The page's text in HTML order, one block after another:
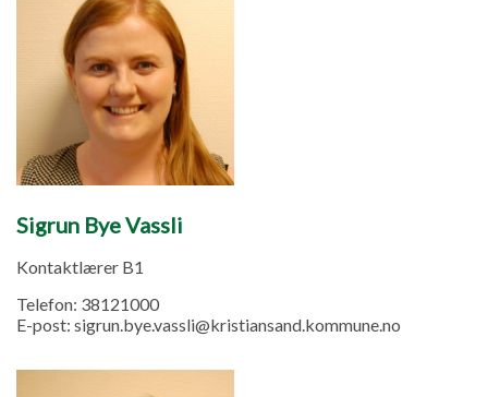
Sigrun Bye Vassli
Kontaktlærer B1
Telefon: 38121000
E-post: sigrun.bye.vassli@kristiansand.kommune.no